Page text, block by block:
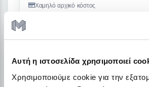
Αυτή η ιστοσελίδα χρησιμοποιεί
Χρησιμοποιούμε cookie για την
Χαμηλό αρχικό κόστος
€60.90
Λεπτομέρειες